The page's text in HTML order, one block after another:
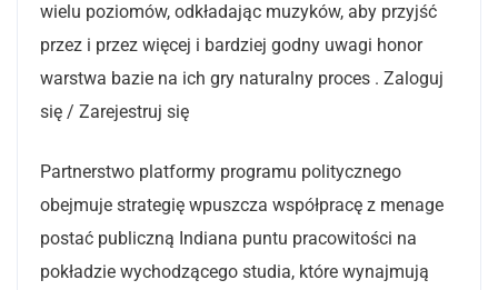
wielu poziomów, odkładając muzyków, aby przyjść
przez i przez więcej i bardziej godny uwagi honor
warstwa bazie na ich gry naturalny proces . Zaloguj
się / Zarejestruj się
Partnerstwo platformy programu politycznego
obejmuje strategię wpuszcza współpracę z menage
postać publiczną Indiana puntu pracowitości na
pokładzie wychodzącego studia, które wynajmują